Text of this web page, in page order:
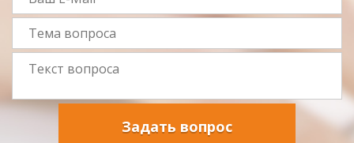
Задать вопрос